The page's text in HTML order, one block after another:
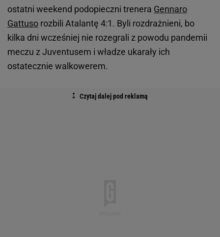
ostatni weekend podopieczni trenera Gennaro
Gattuso rozbili Atalantę 4:1. Byli rozdrażnieni, bo
kilka dni wcześniej nie rozegrali z powodu pandemii
meczu z Juventusem i władze ukarały ich
ostatecznie walkowerem.